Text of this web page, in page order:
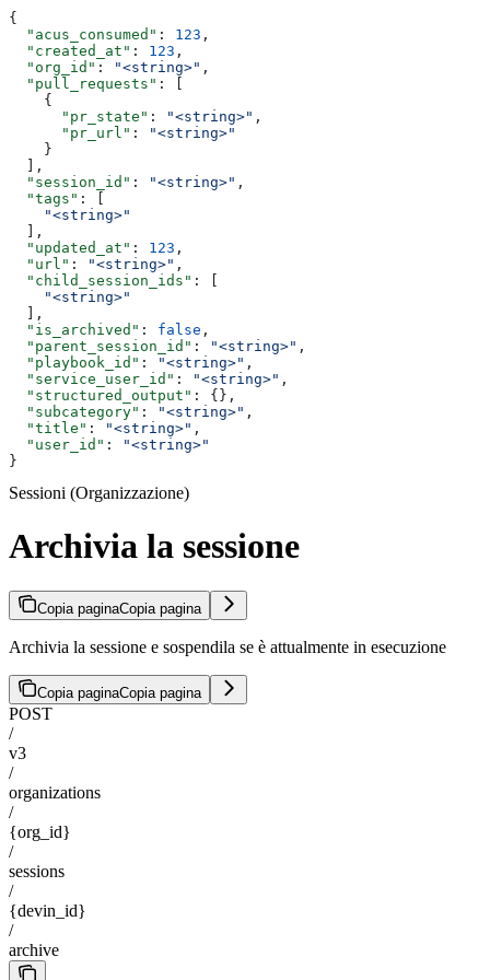
{
  "acus_consumed"
: 123 ,
  "created_at"
: 123 ,
  "org_id"
: "<string>" ,
  "pull_requests"
: [
    {
      "pr_state"
: "<string>" ,
      "pr_url"
:
"<string>"
    }
  ],
  "session_id"
: "<string>" ,
  "tags"
: [
    "<string>"
  ],
  "updated_at"
: 123 ,
  "url"
: "<string>" ,
  "child_session_ids"
: [
    "<string>"
  ],
  "is_archived"
: false ,
  "parent_session_id"
: "<string>" ,
  "playbook_id"
: "<string>" ,
  "service_user_id"
: "<string>" ,
  "structured_output"
: {},
  "subcategory"
: "<string>" ,
  "title"
: "<string>" ,
  "user_id"
:
"<string>"
}
Sessioni (Organizzazione)
Archivia la sessione
Copia paginaCopia pagina
Archivia la sessione e sospendila se è attualmente in esecuzione
Copia paginaCopia pagina
POST
/
v3
/
organizations
/
{org_id}
/
sessions
/
{devin_id}
/
archive